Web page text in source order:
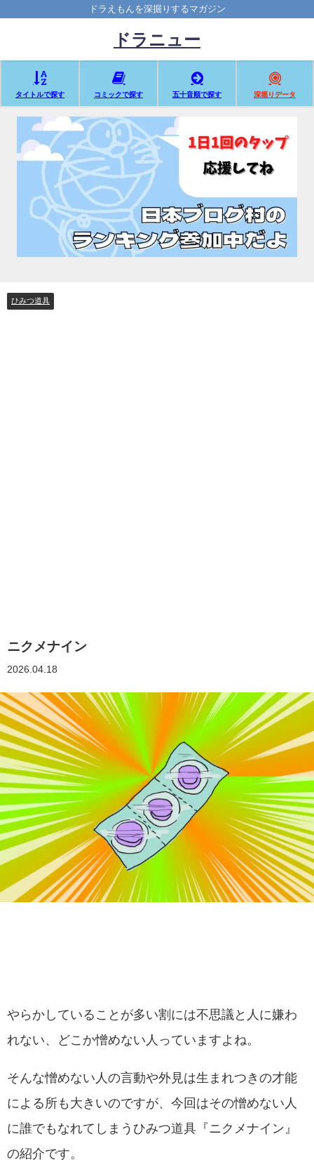
ドラえもんを深掘りするマガジン
ドラニュー
タイトルで探す コミックで探す 五十音順で探す 深堀りデータ
ひみつ道具
ニクメナイン
2026.04.18
やらかしていることが多い割には不思議と人に嫌わ
れない、どこか憎めない人っていますよね。
そんな憎めない人の言動や外見は生まれつきの才能
による所も大きいのですが、今回はその憎めない人
に誰でもなれてしまうひみつ道具『ニクメナイン』
の紹介です。